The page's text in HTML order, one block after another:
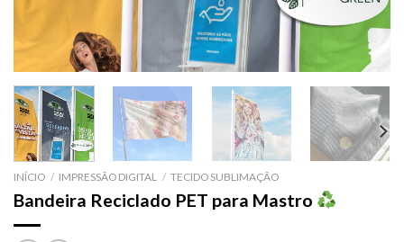
INÍCIO / IMPRESSÃO DIGITAL / TECIDO SUBLIMAÇÃO
Bandeira Reciclado PET para Mastro